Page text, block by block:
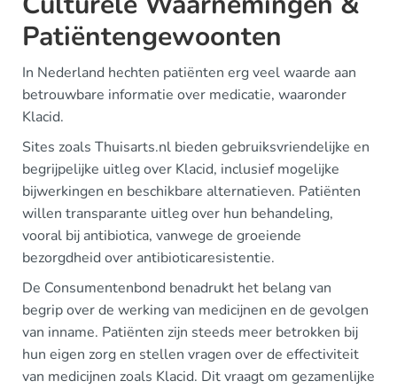
Patiëntengewoonten
In Nederland hechten patiënten erg veel waarde aan
betrouwbare informatie over medicatie, waaronder
Klacid.
Sites zoals Thuisarts.nl bieden gebruiksvriendelijke en
begrijpelijke uitleg over Klacid, inclusief mogelijke
bijwerkingen en beschikbare alternatieven. Patiënten
willen transparante uitleg over hun behandeling,
vooral bij antibiotica, vanwege de groeiende
bezorgdheid over antibioticaresistentie.
De Consumentenbond benadrukt het belang van
begrip over de werking van medicijnen en de gevolgen
van inname. Patiënten zijn steeds meer betrokken bij
hun eigen zorg en stellen vragen over de effectiviteit
van medicijnen zoals Klacid. Dit vraagt om gezamenlijke